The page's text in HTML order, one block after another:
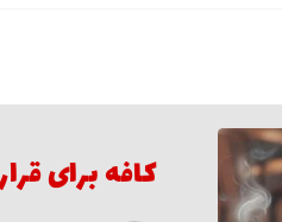
کافه برای